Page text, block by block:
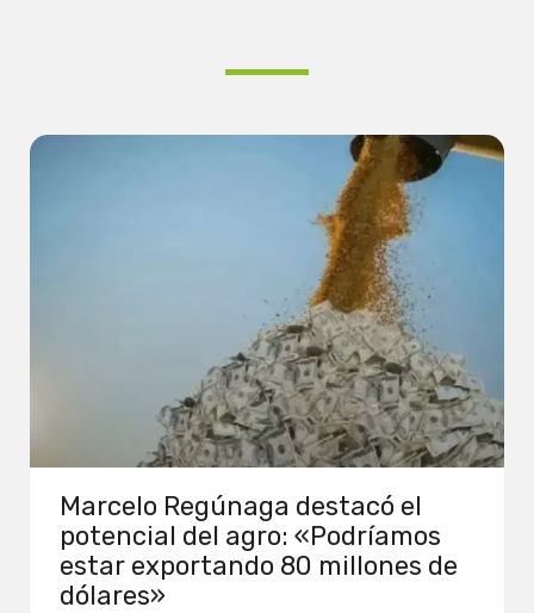
Marcelo Regúnaga destacó el
potencial del agro: «Podríamos
estar exportando 80 millones de
dólares»